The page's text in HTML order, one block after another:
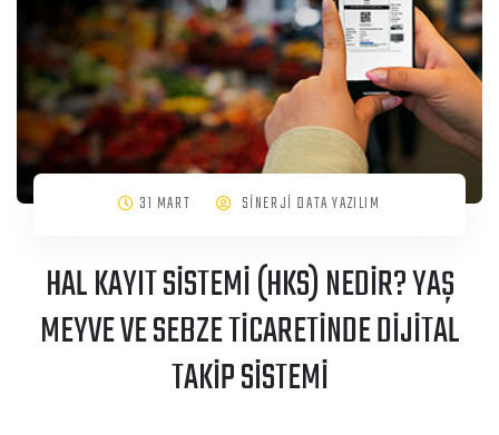
31 MART SİNERJİ DATA YAZILIM
HAL KAYIT SİSTEMİ (HKS) NEDİR? YAŞ
MEYVE VE SEBZE TİCARETİNDE DİJİTAL
TAKİP SİSTEMİ